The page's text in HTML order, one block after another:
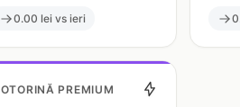
0.00 lei vs ieri
PREMIUM